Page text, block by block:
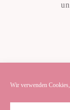
Wir verwenden